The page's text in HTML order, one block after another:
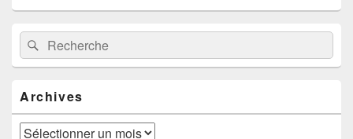
Zone
principale
de
widget
barre
latérale
Recherche :Rechercher
Archives
Archives